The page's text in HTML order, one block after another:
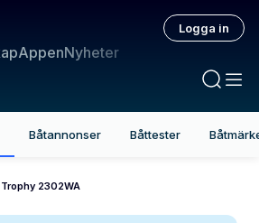
AppenNyheter
Logga in
Båtannonser Båttester
Trophy 2302WA